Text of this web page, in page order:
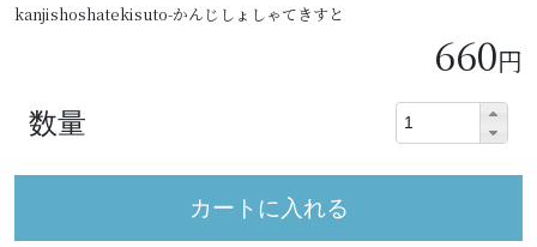
kanjishoshatekisuto-かんじしょしゃてきすと
660円
数量